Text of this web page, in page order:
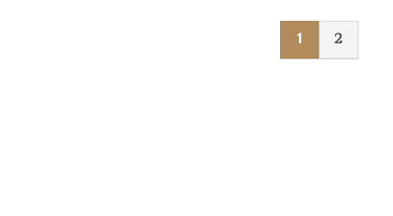
1 2